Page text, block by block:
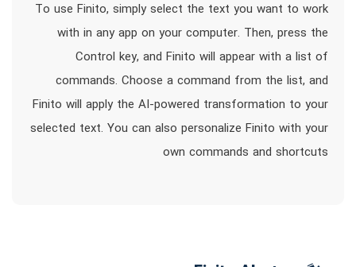
To use Finito, simply select the text you want to work
with in any app on your computer. Then, press the
Control key, and Finito will appear with a list of
commands. Choose a command from the list, and
Finito will apply the AI-powered transformation to your
selected text. You can also personalize Finito with your
own commands and shortcuts